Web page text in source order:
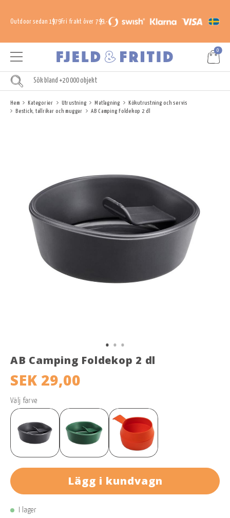
Outdoor sedan 1979Fri frakt över 799,-
0
Hem Kategorier Utrustning Matlagning
Kökutrustning och servis
Bestick, tallrikar och muggar
AB Camping Foldekop 2 dl
AB Camping Foldekop 2 dl
SEK 29,00
Välj farve
Lägg i kundvagn
I lager